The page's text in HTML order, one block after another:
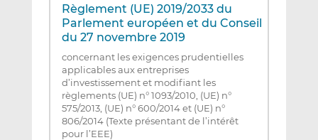
Règlement (UE) 2019/2033 du
Parlement européen et du Conseil
du 27 novembre 2019
concernant les exigences prudentielles
applicables aux entreprises
d’investissement et modifiant les
règlements (UE) n° 1093/2010, (UE) n°
575/2013, (UE) n° 600/2014 et (UE) n°
806/2014 (Texte présentant de l’intérêt
pour l’EEE)